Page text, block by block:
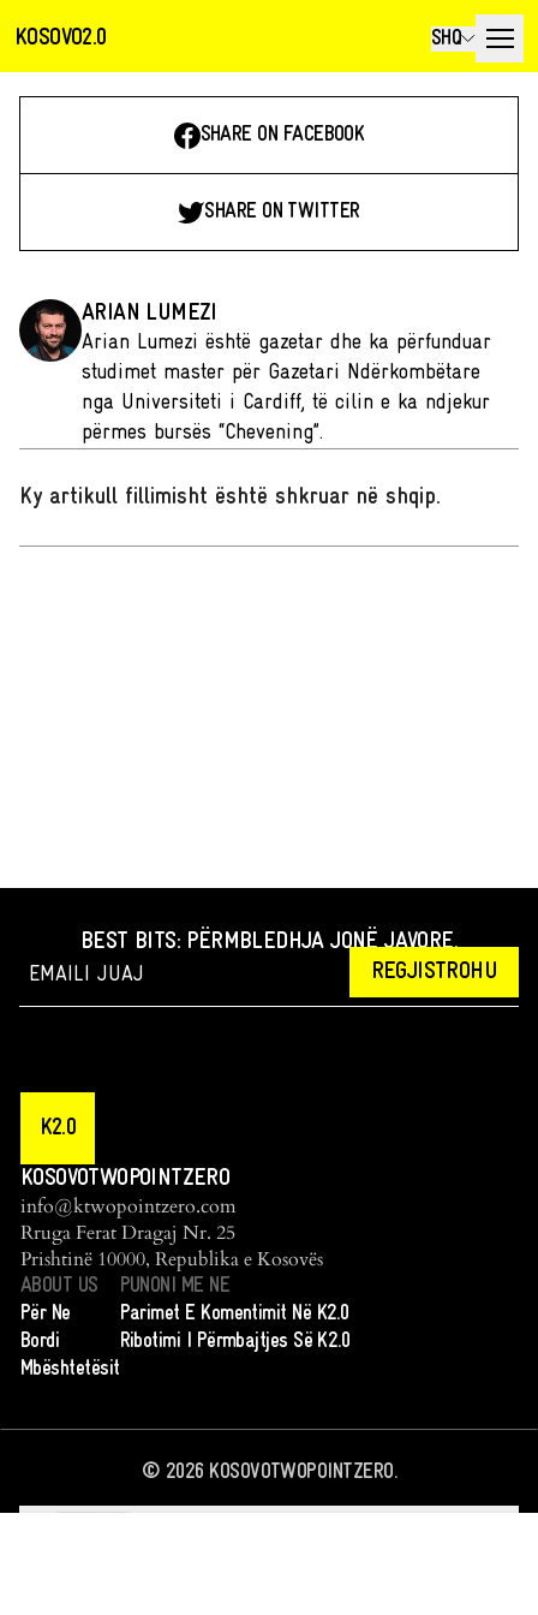
KOSOVO2.0 SHQ
SHARE ON FACEBOOK
SHARE ON TWITTER
ARIAN LUMEZI
Arian Lumezi është gazetar dhe ka përfunduar
studimet master për Gazetari Ndërkombëtare
nga Universiteti i Cardiff, të cilin e ka ndjekur
përmes bursës “Chevening”.
Ky artikull fillimisht është shkruar në shqip.
BEST BITS: PËRMBLEDHJA JONË JAVORE.
REGJISTROHU
K2.0
KOSOVOTWOPOINTZERO
info@ktwopointzero.com
Rruga Ferat Dragaj Nr. 25
Prishtinë 10000, Republika e Kosovës
ABOUT US
Për Ne
Bordi
Mbështetësit
PUNONI ME NE
Parimet E Komentimit Në K2.0
Ribotimi I Përmbajtjes Së K2.0
© 2026KOSOVOTWOPOINTZERO.